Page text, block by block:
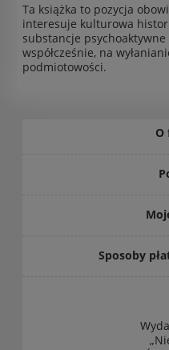
Ta książka to pozycja
interesuje kulturowa
substancje psychoaktywne
współcześnie, na
podmiotowości.
O
Sposoby